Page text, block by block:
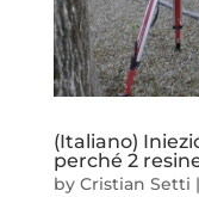
(Italiano)
perché 2
by Cristian Setti |